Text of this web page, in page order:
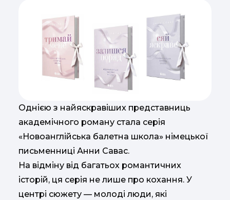
Однією з найяскравіших представниць
академічного роману стала серія
«Новоанглійська балетна школа» німецької
письменниці Анни Савас.
На відміну від багатьох романтичних
історій, ця серія не лише про кохання. У
центрі сюжету — молоді люди, які